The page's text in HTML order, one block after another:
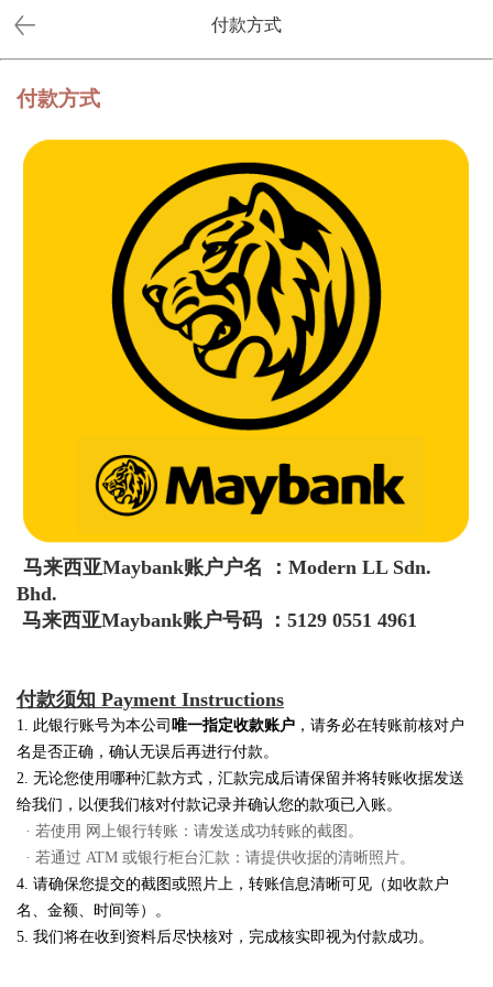
付款方式
付款方式
马来西亚Maybank账户户名 ：Modern LL Sdn.
Bhd.
马来西亚Maybank账户号码 ：5129 0551 4961
付款须知 Payment Instructions
1. 此银行账号为本公司 唯一指定收款账户 ，请务必在转账前核对户
名是否正确，确认无误后再进行付款。
2. 无论您使用哪种汇款方式，汇款完成后请保留并将转账收据发送
给我们，以便我们核对付款记录并确认您的款项已入账。
· 若使用 网上银行转账：请发送成功转账的截图。
· 若通过 ATM 或银行柜台汇款：请提供收据的清晰照片。
4. 请确保您提交的截图或照片上，转账信息清晰可见（如收款户
名、金额、时间等）。
5. 我们将在收到资料后尽快核对，完成核实即视为付款成功。